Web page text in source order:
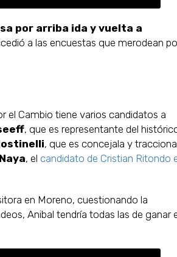
por arriba ida y vuelta a
a las encuestas que merodean
el Cambio tiene varios candidatos a
, que es representante del
, que es concejala y tracciona
, el candidato de Cristian Ritondo
en Moreno, cuestionando la
Anibal tendría todas las de ganar